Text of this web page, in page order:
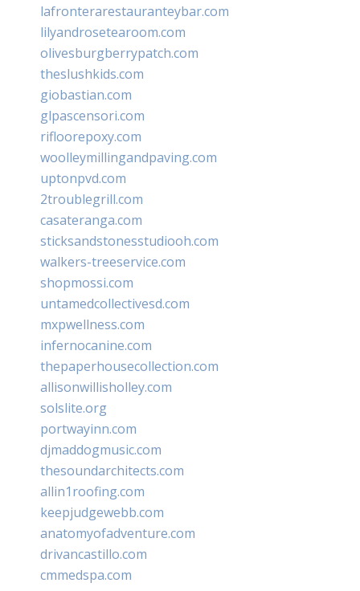
lafronterarestauranteybar.com
lilyandrosetearoom.com
olivesburgberrypatch.com
theslushkids.com
giobastian.com
glpascensori.com
rifloorepoxy.com
woolleymillingandpaving.com
uptonpvd.com
2troublegrill.com
casateranga.com
sticksandstonesstudiooh.com
walkers-treeservice.com
shopmossi.com
untamedcollectivesd.com
mxpwellness.com
infernocanine.com
thepaperhousecollection.com
allisonwillisholley.com
solslite.org
portwayinn.com
djmaddogmusic.com
thesoundarchitects.com
allin1roofing.com
keepjudgewebb.com
anatomyofadventure.com
drivancastillo.com
cmmedspa.com